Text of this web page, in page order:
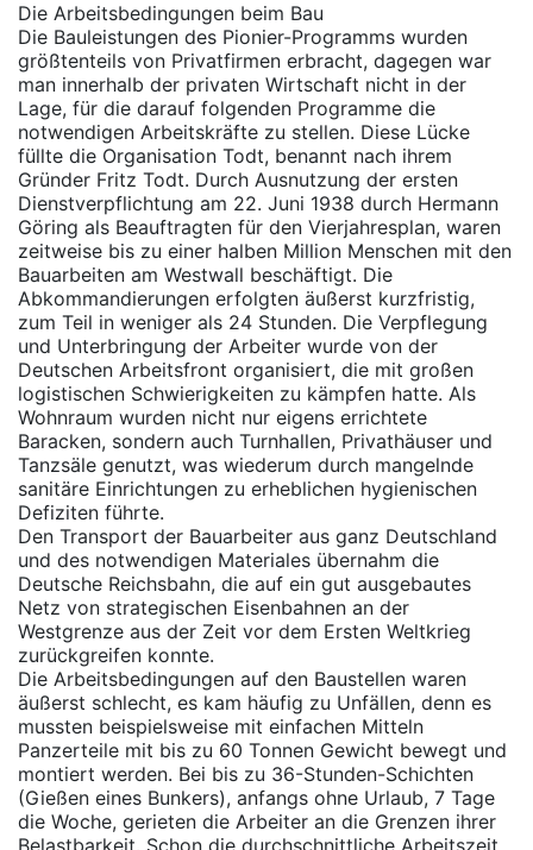
Die Arbeitsbedingungen beim Bau
Die Bauleistungen des Pionier-Programms wurden
größtenteils von Privatfirmen erbracht, dagegen war
man innerhalb der privaten Wirtschaft nicht in der
Lage, für die darauf folgenden Programme die
notwendigen Arbeitskräfte zu stellen. Diese Lücke
füllte die Organisation Todt, benannt nach ihrem
Gründer Fritz Todt. Durch Ausnutzung der ersten
Dienstverpflichtung am 22. Juni 1938 durch Hermann
Göring als Beauftragten für den Vierjahresplan, waren
zeitweise bis zu einer halben Million Menschen mit den
Bauarbeiten am Westwall beschäftigt. Die
Abkommandierungen erfolgten äußerst kurzfristig,
zum Teil in weniger als 24 Stunden. Die Verpflegung
und Unterbringung der Arbeiter wurde von der
Deutschen Arbeitsfront organisiert, die mit großen
logistischen Schwierigkeiten zu kämpfen hatte. Als
Wohnraum wurden nicht nur eigens errichtete
Baracken, sondern auch Turnhallen, Privathäuser und
Tanzsäle genutzt, was wiederum durch mangelnde
sanitäre Einrichtungen zu erheblichen hygienischen
Defiziten führte.
Den Transport der Bauarbeiter aus ganz Deutschland
und des notwendigen Materiales übernahm die
Deutsche Reichsbahn, die auf ein gut ausgebautes
Netz von strategischen Eisenbahnen an der
Westgrenze aus der Zeit vor dem Ersten Weltkrieg
zurückgreifen konnte.
Die Arbeitsbedingungen auf den Baustellen waren
äußerst schlecht, es kam häufig zu Unfällen, denn es
mussten beispielsweise mit einfachen Mitteln
Panzerteile mit bis zu 60 Tonnen Gewicht bewegt und
montiert werden. Bei bis zu 36-Stunden-Schichten
(Gießen eines Bunkers), anfangs ohne Urlaub, 7 Tage
die Woche, gerieten die Arbeiter an die Grenzen ihrer
Belastbarkeit. Schon die durchschnittliche Arbeitszeit